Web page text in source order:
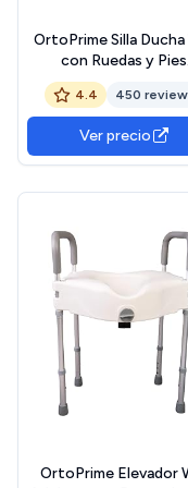
OrtoPrime Silla Ducha
con Ruedas y Pies
Abatibles - 3 en 1 - Silla
Inodoro Incorporado -
WC Portátil para
Mayores - Silla de
Ducha - Silla de
4.4 450
Ver precio
OrtoPrime Elevador